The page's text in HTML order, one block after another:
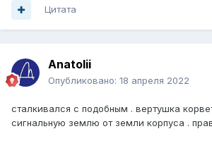
Цитата
Anatolii
Опубликовано: 18 апреля 2022
сталкивался с подобным . вертушка
сигнальную землю от земли корпуса .